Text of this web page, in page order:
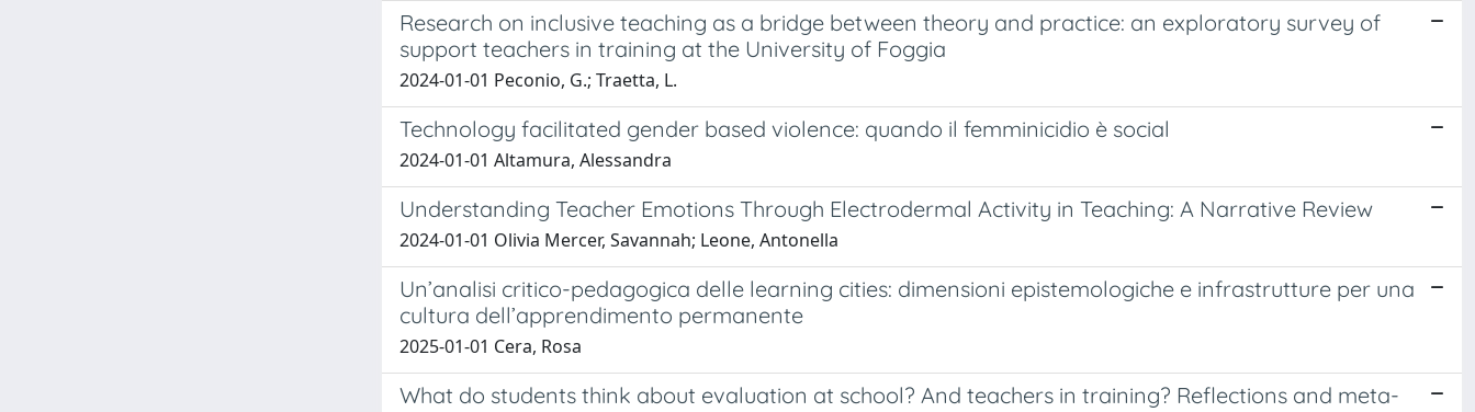
Research on inclusive teaching as a bridge between theory and practice: an exploratory survey of
support teachers in training at the University of Foggia
2024-01-01 Peconio, G.; Traetta, L.
Technology facilitated gender based violence: quando il femminicidio è social
2024-01-01 Altamura, Alessandra
Understanding Teacher Emotions Through Electrodermal Activity in Teaching: A Narrative Review
2024-01-01 Olivia Mercer, Savannah; Leone, Antonella
Un’analisi critico-pedagogica delle learning cities: dimensioni epistemologiche e infrastrutture per una
cultura dell’apprendimento permanente
2025-01-01 Cera, Rosa
What do students think about evaluation at school? And teachers in training? Reflections and meta-